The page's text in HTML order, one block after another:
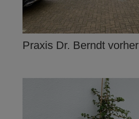
Praxis Dr. Berndt vorher